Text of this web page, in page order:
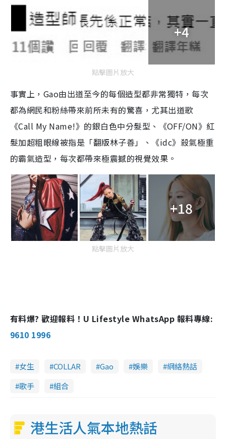
+4
點擊圖片放大
事實上，Gao由出道至今的每個造型都非常獨特，每次
都為網民和粉絲帶來前所未有的驚喜，尤其出道歌
《Call My Name!》的銀白色中分髮型、《OFF/ON》紅
髮加超粗眼線被指是「翻版林子善」、《idc》殺氣極重
的霸氣造型，每次都帶來極震撼的視覺效果。
+18
點擊圖片放大
有料爆? 歡迎報料！U Lifestyle WhatsApp 報料專線:
9610 1996
女生 COLLAR Gao 娛樂
網絡熱話
歌手
組合
港生活人氣本地熱話